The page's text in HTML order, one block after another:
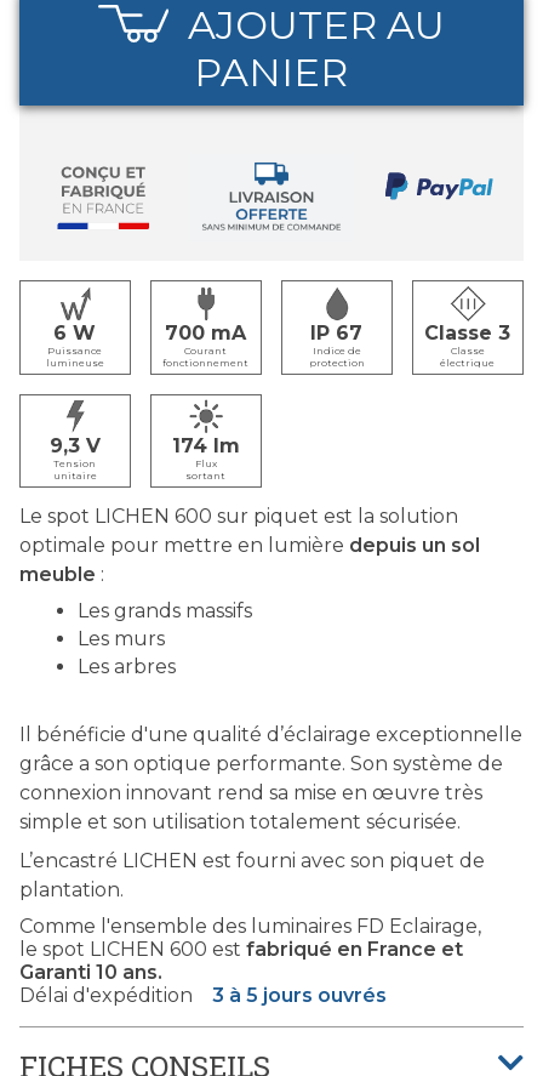
AJOUTER AU
PANIER
6
Puissance
lumineuse
700
Courant
fonctionnement
IP 67
Indice de
protection
Classe 3
Classe
électrique
9,3
Tension
unitaire
174
Flux
sortant
Le spot LICHEN 600 sur piquet est la solution
optimale pour mettre en lumière depuis un sol
meuble :
Les grands massifs
Les murs
Les arbres
Il bénéficie d'une qualité d’éclairage exceptionnelle
grâce a son optique performante. Son système de
connexion innovant rend sa mise en œuvre très
simple et son utilisation totalement sécurisée.
L’encastré LICHEN est fourni avec son piquet de
plantation.
Comme l'ensemble des luminaires FD Eclairage,
le spot LICHEN 600 est fabriqué en France et
Garanti 10 ans.
Délai d'expédition
3 à 5 jours ouvrés
FICHES CONSEILS